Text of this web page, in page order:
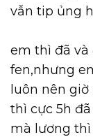
vẫn tip ủng
em thì đã và
fen,nhưng
luôn nên
thì cực 5h
mà lương thì